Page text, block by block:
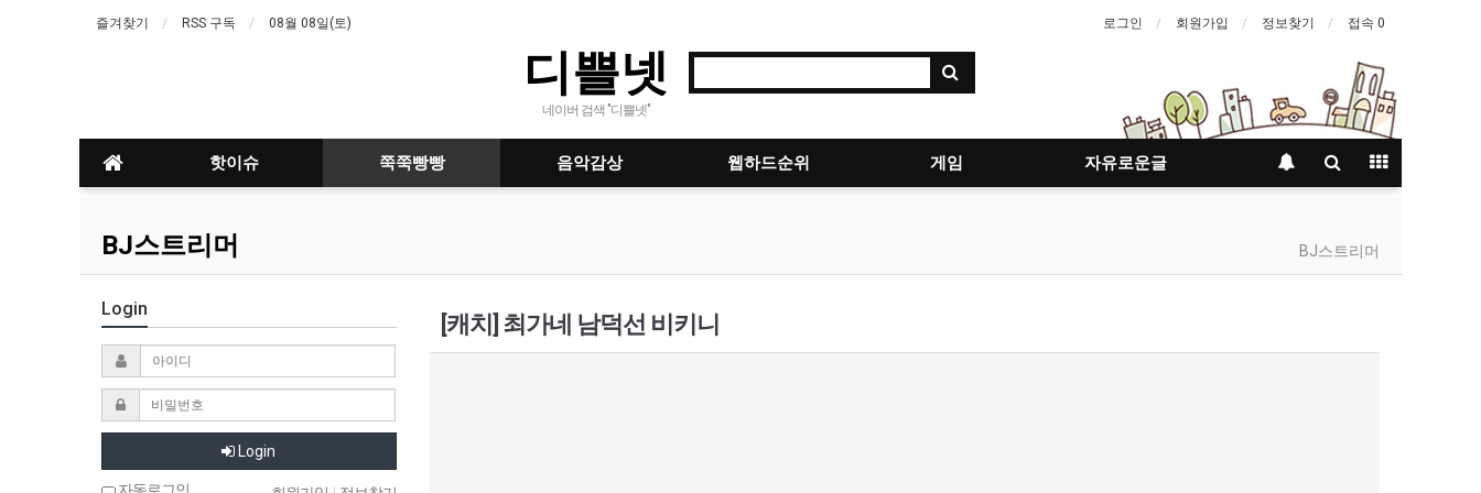
즐겨찾기 RSS 구독 08월 08일(토) 로그인 회원가입 정보찾기 접속 0
디쁠넷
네이버 검색 "디쁠넷"
핫이슈 쭉쭉빵빵 음악감상 웹하드순위 게임 자유로운글
BJ스트리머 BJ스트리머
[캐치] 최가네 남덕선 비키니
Login
Login